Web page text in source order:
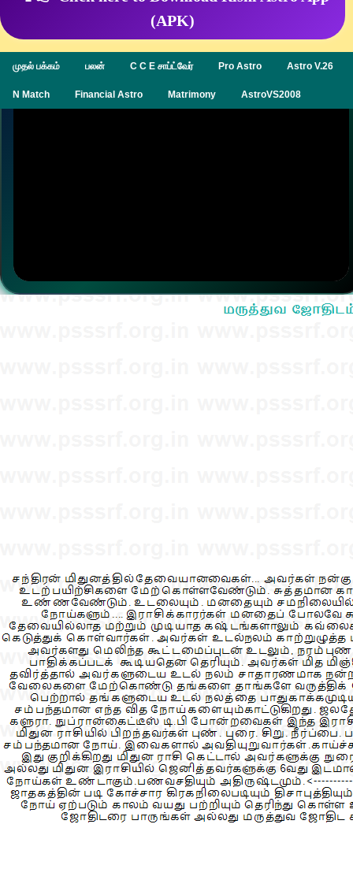
(APK)
முதல் பக்கம் பலன் C C E சாப்ட்வேர் Pro Astro Astro V.26
N Match Financial Astro Matrimony AstroVS2008